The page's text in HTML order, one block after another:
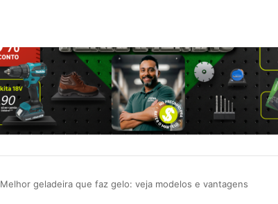
Melhor geladeira que faz gelo: veja modelos e vantagens